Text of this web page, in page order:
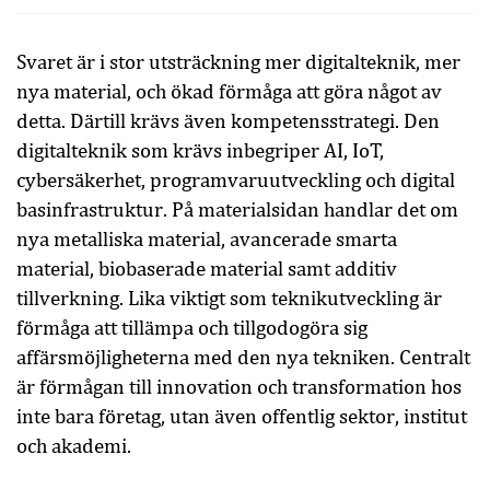
Svaret är i stor utsträckning mer digitalteknik, mer
nya material, och ökad förmåga att göra något av
detta. Därtill krävs även kompetensstrategi. Den
digitalteknik som krävs inbegriper AI, IoT,
cybersäkerhet, programvaruutveckling och digital
basinfrastruktur. På materialsidan handlar det om
nya metalliska material, avancerade smarta
material, biobaserade material samt additiv
tillverkning. Lika viktigt som teknikutveckling är
förmåga att tillämpa och tillgodogöra sig
affärsmöjligheterna med den nya tekniken. Centralt
är förmågan till innovation och transformation hos
inte bara företag, utan även offentlig sektor, institut
och akademi.